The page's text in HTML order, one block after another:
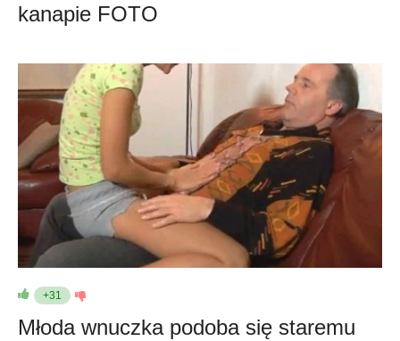
kanapie FOTO
+31
Młoda wnuczka podoba się staremu